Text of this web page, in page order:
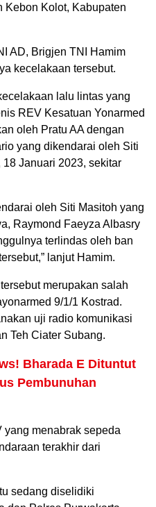
Kebon Kolot, Kabupaten
AD, Brigjen TNI Hamim
kecelakaan tersebut.
lalu lintas yang
REV Kesatuan Yonarmed
oleh Pratu AA dengan
yang dikendarai oleh Siti
Januari 2023, sekitar
oleh Siti Masitoh yang
Raymond Faeyza Albasry
terlindas oleh ban
lanjut Hamim.
merupakan salah
9/1/1 Kostrad.
uji radio komunikasi
Teh Ciater Subang.
Bharada E Dituntut
Pembunuhan
yang menabrak sepeda
terakhir dari
sedang diselidiki